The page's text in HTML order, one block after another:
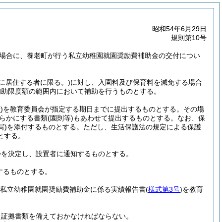
昭和54年6月29日
規則第10号
合に、養老町が行う私立幼稚園就園奨励費補助金の交付につい
居住する者に限る。)に対し、入園料及び保育料を減免する場合
限度額の範囲内において補助を行うものとする。
)を教育委員会が指定する期日までに提出するものとする。 その場
かにする書類(園則等)もあわせて提出するものとする。 なお、保
)を添付するものとする。 ただし、生活保護法の規定による保護
る。
決定し、設置者に通知するものとする。
ものとする。
立幼稚園就園奨励費補助金に係る実績報告書(様式第3号)を教育
拠書類を備えておかなければならない。